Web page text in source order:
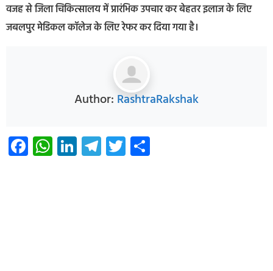
वजह से जिला चिकित्सालय में प्रारंभिक उपचार कर बेहतर इलाज के लिए
जबलपुर मेडिकल कॉलेज के लिए रेफर कर दिया गया है।
Author: RashtraRakshak
Facebook
WhatsApp
LinkedIn
Telegram
Twitter